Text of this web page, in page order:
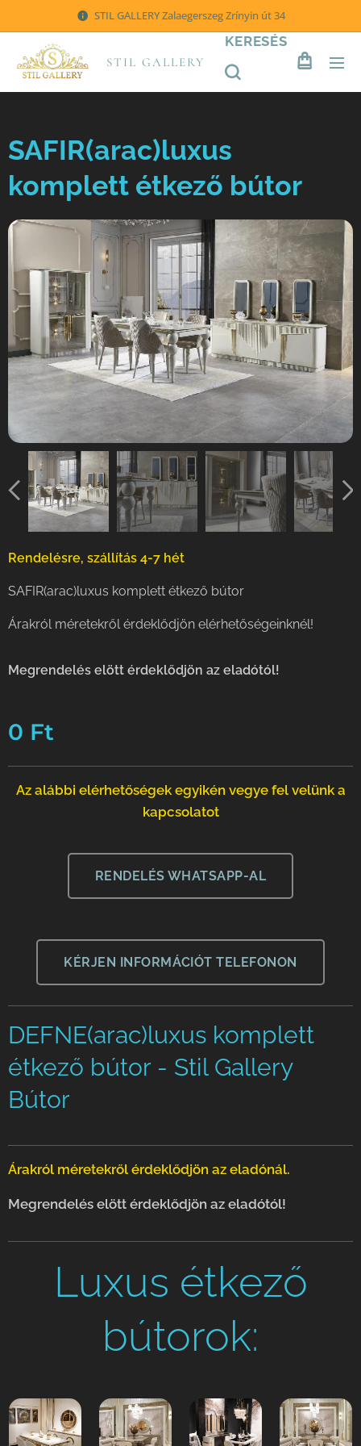
STIL GALLERY Zalaegerszeg Zrínyin út 34
STIL GALLERY
KERESÉS
SAFIR(arac)luxus
komplett étkező bútor
Rendelésre, szállítás 4-7 hét
SAFIR(arac)luxus komplett étkező bútor
Árakról méretekről érdeklődjön elérhetőségeinknél!
Megrendelés elött érdeklődjön az eladótól!
0 Ft
Az alábbi elérhetőségek egyikén vegye fel velünk a
kapcsolatot
RENDELÉS WHATSAPP-AL
KÉRJEN INFORMÁCIÓT TELEFONON
DEFNE(arac)luxus komplett
étkező bútor - Stil Gallery
Bútor
Árakról méretekről érdeklődjön az eladónál.
Megrendelés elött érdeklődjön az eladótól!
Luxus étkező
bútorok: